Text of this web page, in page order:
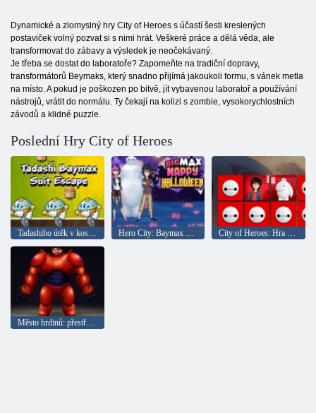
Dynamické a zlomyslný hry City of Heroes s účastí šesti kreslených
postaviček volný pozvat si s nimi hrát. Veškeré práce a dělá věda, ale
transformovat do zábavy a výsledek je neočekávaný.
Je třeba se dostat do laboratoře? Zapomeňte na tradiční dopravy,
transformátorů Beymaks, který snadno přijímá jakoukoli formu, s vánek metla
na místo. A pokud je poškozen po bitvě, jít vybavenou laboratoř a používání
nástrojů, vrátit do normálu. Ty čekají na kolizi s zombie, vysokorychlostních
závodů a klidné puzzle.
Poslední Hry City of Heroes
Město hrdinů: přestřelka